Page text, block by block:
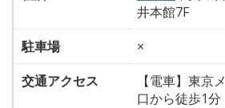
井本館7F
駐車場
×
交通アクセス
【電車】東京
口から徒歩1分